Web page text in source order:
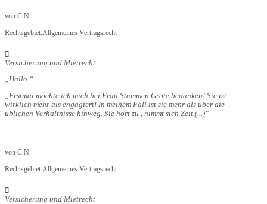
von C.N.
Rechtsgebiet:Allgemeines Vertragsrecht
Versicherung und Mietrecht
Hallo
Erstmal möchte ich mich bei Frau Stammen Grote bedanken! Sie ist
wirklich mehr als engagiert! In meinem Fall ist sie mehr als über die
üblichen Verhältnisse hinweg. Sie hört zu , nimmt sich Zeit,(...)
von C.N.
Rechtsgebiet:Allgemeines Vertragsrecht
Versicherung und Mietrecht